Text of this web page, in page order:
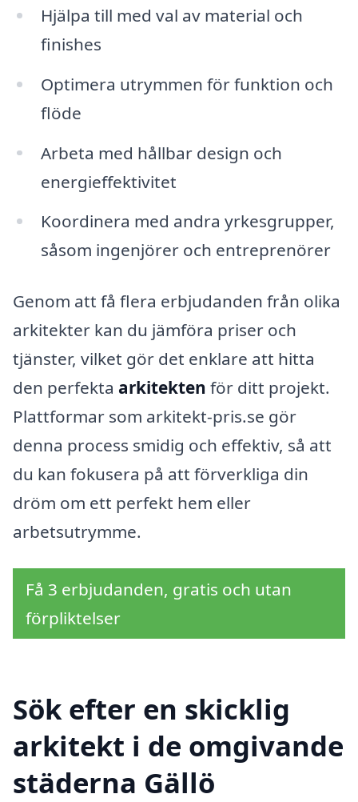
Hjälpa till med val av material och
finishes
Optimera utrymmen för funktion och
flöde
Arbeta med hållbar design och
energieffektivitet
Koordinera med andra yrkesgrupper,
såsom ingenjörer och entreprenörer
Genom att få flera erbjudanden från olika
arkitekter kan du jämföra priser och
tjänster, vilket gör det enklare att hitta
den perfekta arkitekten för ditt projekt.
Plattformar som arkitekt-pris.se gör
denna process smidig och effektiv, så att
du kan fokusera på att förverkliga din
dröm om ett perfekt hem eller
arbetsutrymme.
Få 3 erbjudanden, gratis och utan
förpliktelser
Sök efter en skicklig
arkitekt i de omgivande
städerna Gällö